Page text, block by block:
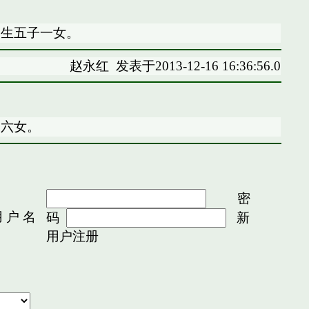
五子一女。
赵永红 发表于2013-12-16 16:36:56.0
女。
户 名
密
码
新
用户注册